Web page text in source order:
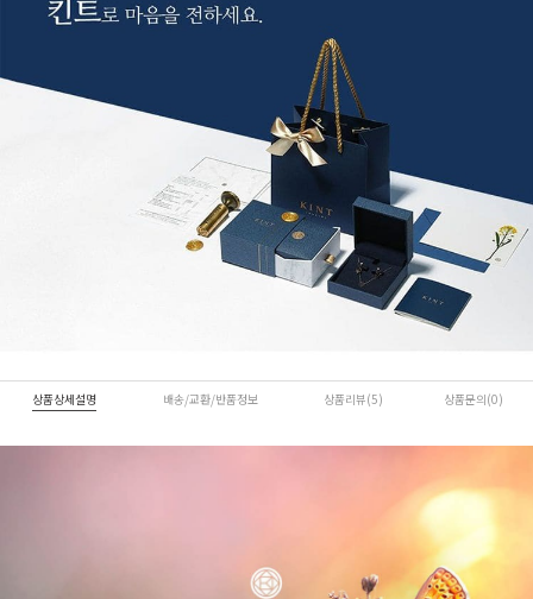
상품상세설명 배송/교환/반품정보 상품리뷰(5) 상품문의(0)